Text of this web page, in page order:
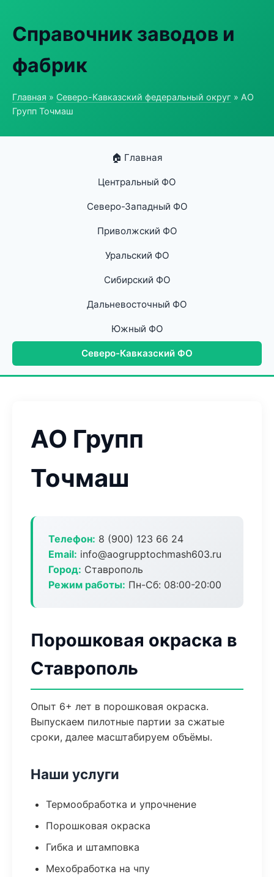
Справочник заводов и
фабрик
Главная » Северо-Кавказский федеральный округ » АО
Групп Точмаш
🏠 Главная
Центральный ФО
Северо-Западный ФО
Приволжский ФО
Уральский ФО
Сибирский ФО
Дальневосточный ФО
Южный ФО
Северо-Кавказский ФО
АО Групп
Точмаш
Телефон: 8 (900) 123 66 24
Email: info@aogrupptochmash603.ru
Город: Ставрополь
Режим работы: Пн-Сб: 08:00-20:00
Порошковая окраска в
Ставрополь
Опыт 6+ лет в порошковая окраска.
Выпускаем пилотные партии за сжатые
сроки, далее масштабируем объёмы.
Наши услуги
Термообработка и упрочнение
Порошковая окраска
Гибка и штамповка
Мехобработка на чпу